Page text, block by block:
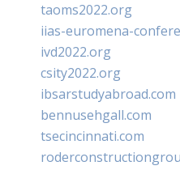
taoms2022.org
iias-euromena-
ivd2022.org
csity2022.org
ibsarstudyabroad.com
bennusehgall.com
tsecincinnati.com